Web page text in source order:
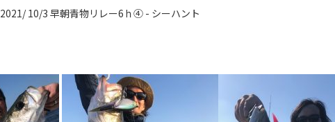
2021/ 10/3 早朝青物リレー6ｈ④ - シーハント